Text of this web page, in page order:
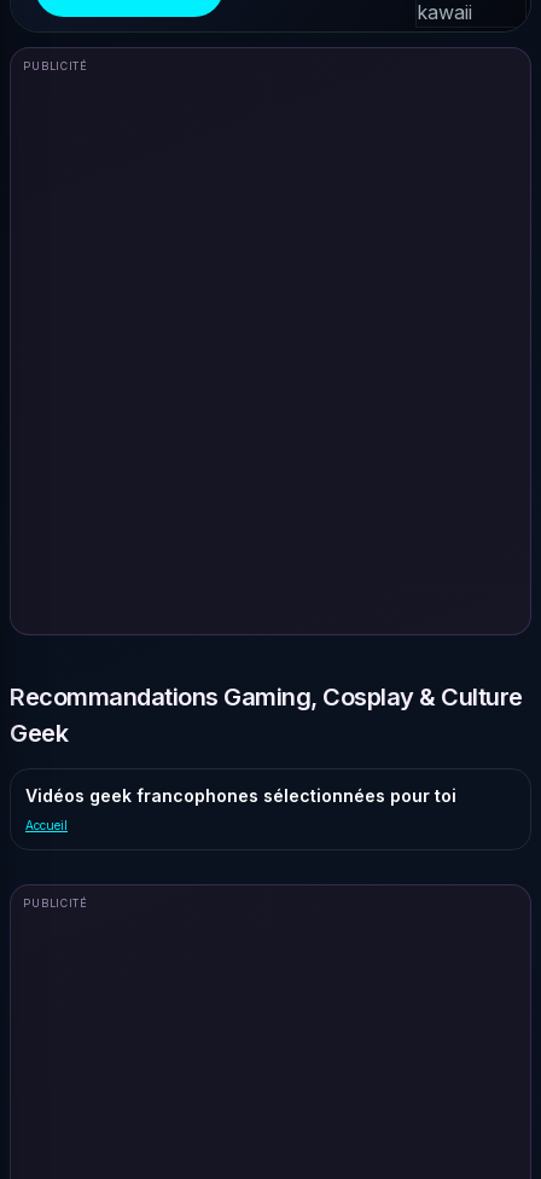
PUBLICITÉ
Recommandations Gaming, Cosplay & Culture
Geek
Vidéos geek francophones sélectionnées pour toi
Accueil
PUBLICITÉ